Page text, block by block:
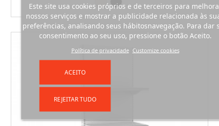
Este site usa cookies próprios e de terceiros para
nossos serviços e mostrar a publicidade relacionada às
preferências, analisando seus hábitosnavegação. Para dar
consentimento ao seu uso, pressione o botão Aceito.
Política de privacidade Customize cookies
REJEITAR TUDO
ACEITO